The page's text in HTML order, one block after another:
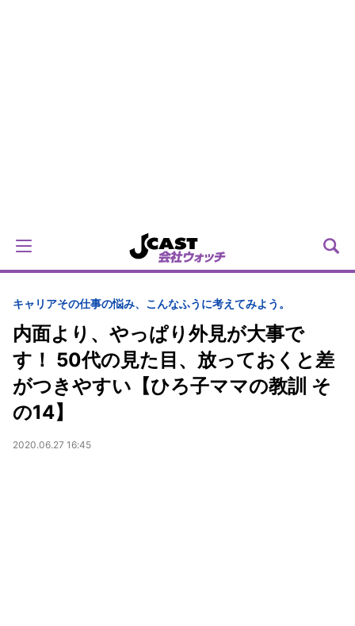
キャリアその仕事の悩み、こんなふうに考えてみよう。
内面より、やっぱり外見が大事で
す！ 50代の見た目、放っておくと差
がつきやすい【ひろ子ママの教訓 そ
の14】
2020.06.27 16:45